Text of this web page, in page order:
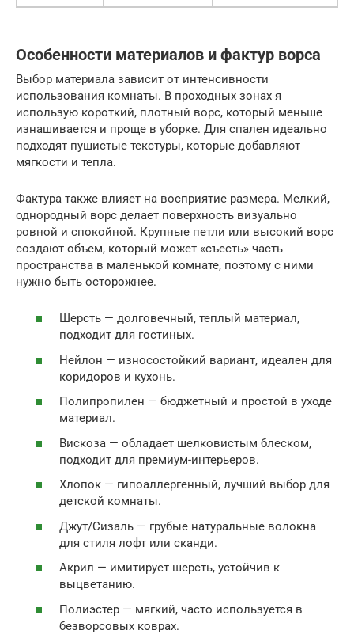
Особенности материалов и фактур ворса
Выбор материала зависит от интенсивности
использования комнаты. В проходных зонах я
использую короткий, плотный ворс, который меньше
изнашивается и проще в уборке. Для спален идеально
подходят пушистые текстуры, которые добавляют
мягкости и тепла.
Фактура также влияет на восприятие размера. Мелкий,
однородный ворс делает поверхность визуально
ровной и спокойной. Крупные петли или высокий ворс
создают объем, который может «съесть» часть
пространства в маленькой комнате, поэтому с ними
нужно быть осторожнее.
Шерсть — долговечный, теплый материал,
подходит для гостиных.
Нейлон — износостойкий вариант, идеален для
коридоров и кухонь.
Полипропилен — бюджетный и простой в уходе
материал.
Вискоза — обладает шелковистым блеском,
подходит для премиум-интерьеров.
Хлопок — гипоаллергенный, лучший выбор для
детской комнаты.
Джут/Сизаль — грубые натуральные волокна
для стиля лофт или сканди.
Акрил — имитирует шерсть, устойчив к
выцветанию.
Полиэстер — мягкий, часто используется в
безворсовых коврах.